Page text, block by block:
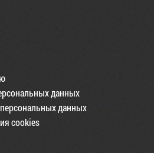
данных
данных
cookies